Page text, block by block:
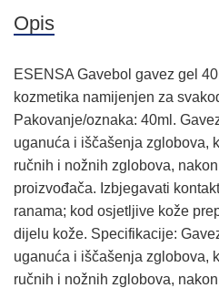
Opis
ESENSA Gavebol gavez gel
kozmetika namijenjen za
Pakovanje/oznaka: 40ml.
uganuća i iščašenja zglobova,
ručnih i nožnih zglobova,
proizvođača. Izbjegavati
ranama; kod osjetljive kože
dijelu kože. Specifikacije:
uganuća i iščašenja zglobova,
ručnih i nožnih zglobova,